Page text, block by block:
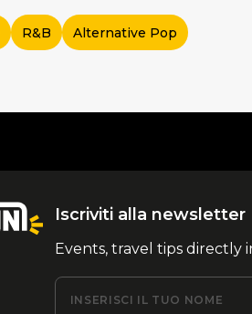
R&b Alternative Pop
Iscriviti alla newsletter
Events, travel tips directly
INSERISCI IL TUO NOME